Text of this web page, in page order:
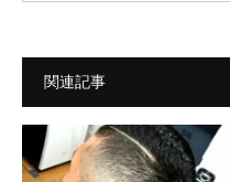
関連記事